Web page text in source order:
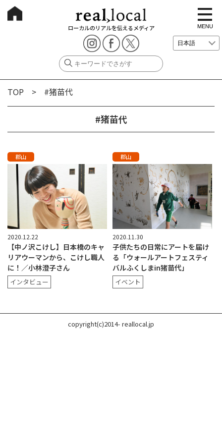
ローカルのリアルを伝えるメディア
t
o
g
g
e
i
i
MENU
TOP > #猪苗代
#猪苗代
郡山
2020.12.22
【中ノ沢こけし】日本橋のキャ
リアウーマンから、こけし職人
に！／小林澄子さん
インタビュー
郡山
2020.11.30
子供たちの日常にアートを届け
る「ウォールアートフェスティ
バルふくしまin猪苗代」
イベント
copyright(c)2014- reallocal.jp